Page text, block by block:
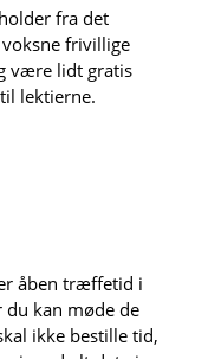
fra det
frivillige
være lidt gratis
lektierne.
åben træffetid i
du kan møde de
ikke bestille tid,